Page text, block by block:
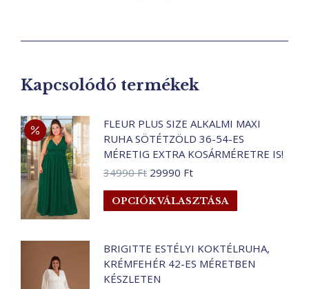
Kapcsolódó termékek
FLEUR PLUS SIZE ALKALMI MAXI
RUHA SÖTÉTZÖLD 36-54-ES
MÉRETIG EXTRA KOSÁRMÉRETRE IS!
34990Ft Original
price
was:
29990 FtCurrent
price
is:
OPCIÓK VÁLASZTÁSA
a
több
variációja
BRIGITTE ESTÉLYI KOKTÉLRUHA,
KRÉMFEHÉR 42-ES MÉRETBEN
KÉSZLETEN